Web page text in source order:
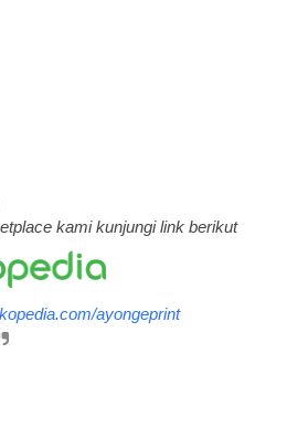
kami kunjungi link berikut
ayongeprint